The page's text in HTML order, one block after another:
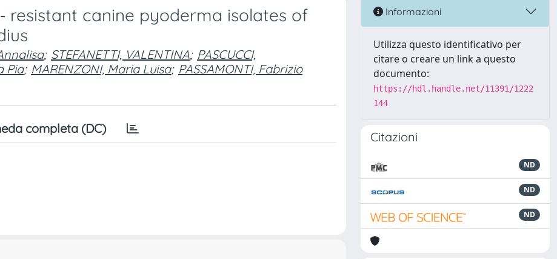
resistant canine pyoderma isolates of
; STEFANETTI, VALENTINA; PASCUCCI,
Pia; MARENZONI, Maria Luisa; PASSAMONTI, Fabrizio
completa (DC)
Informazioni
Utilizza questo identificativo per
citare o creare un link a questo
documento:
https://hdl.handle.net/11391/1222
144
Citazioni
ND
ND
ND